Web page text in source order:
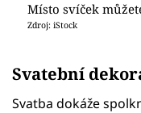
Místo svíček
Zdroj: iStock
Svatební
Svatba dokáže